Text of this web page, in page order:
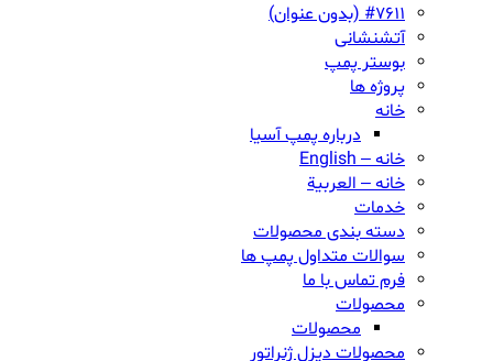
#7611 (بدون عنوان)
آتشنشانی
بوستر پمپ
پروژه ها
خانه
درباره پمپ آسیا
خانه – English
خانه – العربية
خدمات
دسته بندی محصولات
سوالات متداول پمپ ها
فرم تماس با ما
محصولات
محصولات
محصولات دیزل ژنراتور